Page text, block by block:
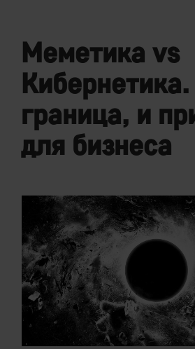
Меметика vs
граница, и
для бизнеса